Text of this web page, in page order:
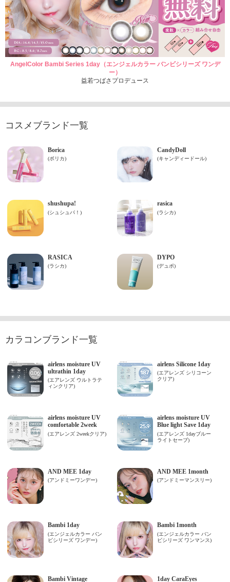
AngelColor Bambi Series 1day（エンジェルカラー バンビシリーズ ワンデ
ー）
益若つばさプロデュース
コスメブランド一覧
カラコンブランド一覧